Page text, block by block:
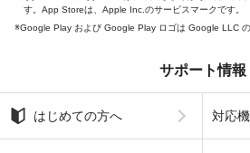
す。App Storeは、Apple Inc.のサービスマークです。
Google Play および Google Play ロゴは Google LLC の
サポート情報
はじめての方へ 対応